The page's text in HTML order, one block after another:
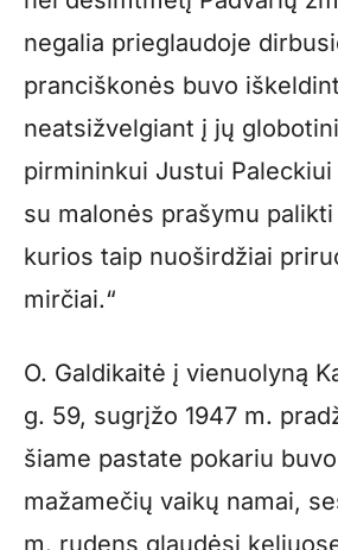
negalia prieglaudoje
pranciškonės buvo
neatsižvelgiant į jų
pirmininkui Justui
su malonės prašymu palikti
kurios taip nuoširdžiai
mirčiai.“
O. Galdikaitė į vienuolyną
g. 59, sugrįžo 1947 m.
šiame pastate pokariu
mažamečių vaikų namai,
m. rudens glaudėsi